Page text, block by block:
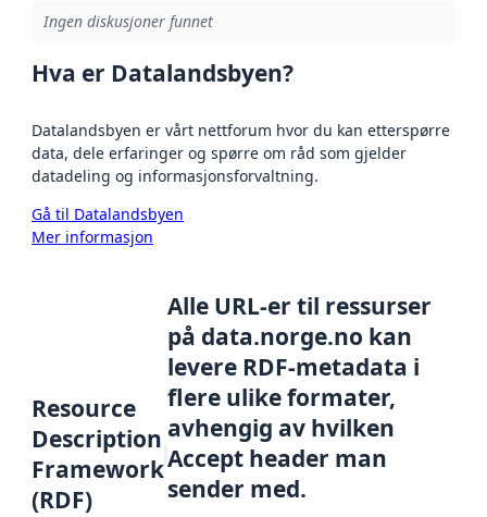
Ingen diskusjoner funnet
Hva er Datalandsbyen?
Datalandsbyen er vårt nettforum hvor du kan etterspørre
data, dele erfaringer og spørre om råd som gjelder
datadeling og informasjonsforvaltning.
Gå til Datalandsbyen
Mer informasjon
Resource
Description
Framework
(RDF)
Alle URL-er til ressurser
på data.norge.no kan
levere RDF-metadata i
flere ulike formater,
avhengig av hvilken
Accept header man
sender med.